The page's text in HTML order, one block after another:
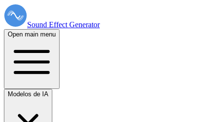
Sound Effect Generator
Open main menu
Modelos de IA